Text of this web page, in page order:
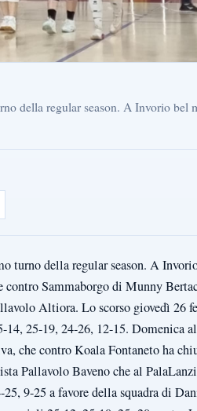
della regular season. A Invorio bel
turno della regular season. A
Sammaborgo di Munny
Altiora. Lo scorso giovedì 26
25-19, 24-26, 12-15. Domenica al
che contro Koala Fontaneto ha
Pallavolo Baveno che al
9-25 a favore della squadra di